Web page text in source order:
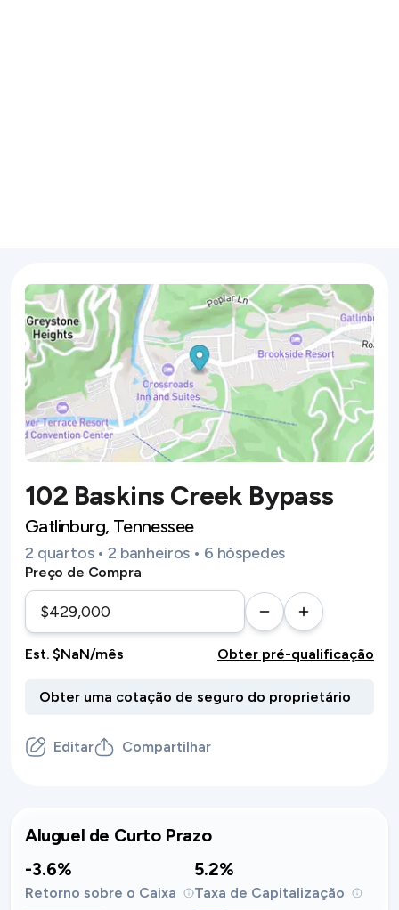
102 Baskins Creek Bypass
Gatlinburg, Tennessee
2 quartos • 2 banheiros • 6 hóspedes
Preço de Compra
Est. $NaN/mês Obter pré-qualificação
Editar Compartilhar
Aluguel de Curto Prazo
-3.6%
Retorno sobre o Caixa
5.2%
Taxa de Capitalização